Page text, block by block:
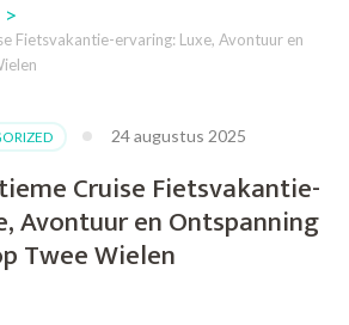
>
Fietsvakantie-ervaring: Luxe, Avontuur en
24 augustus 2025
Cruise Fietsvakantie-
Avontuur en Ontspanning
Twee Wielen